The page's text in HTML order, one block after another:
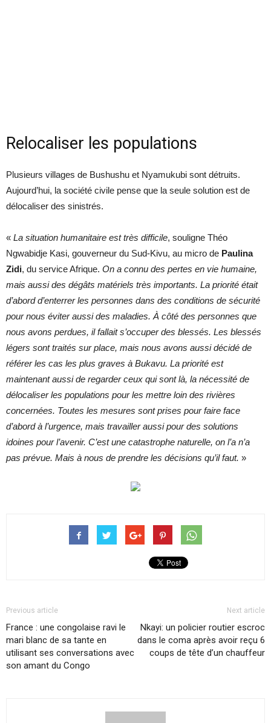
Relocaliser les populations
Plusieurs villages de Bushushu et Nyamukubi sont détruits.
Aujourd’hui, la société civile pense que la seule solution est de
délocaliser des sinistrés.
« La situation humanitaire est très difficile, souligne Théo
Ngwabidje Kasi, gouverneur du Sud-Kivu, au micro de Paulina
Zidi, du service Afrique. On a connu des pertes en vie humaine,
mais aussi des dégâts matériels très importants. La priorité était
d’abord d’enterrer les personnes dans des conditions de sécurité
pour nous éviter aussi des maladies. À côté des personnes que
nous avons perdues, il fallait s’occuper des blessés. Les blessés
légers sont traités sur place, mais nous avons aussi décidé de
référer les cas les plus graves à Bukavu. La priorité est
maintenant aussi de regarder ceux qui sont là, la nécessité de
délocaliser les populations pour les mettre loin des rivières
concernées. Toutes les mesures sont prises pour faire face
d’abord à l’urgence, mais travailler aussi pour des solutions
idoines pour l’avenir. C’est une catastrophe naturelle, on l’a n’a
pas prévue. Mais à nous de prendre les décisions qu’il faut. »
Previous article
France : une congolaise ravi le
mari blanc de sa tante en
utilisant ses conversations avec
son amant du Congo
Next article
Nkayi: un policier routier escroc
dans le coma après avoir reçu 6
coups de tête d’un chauffeur